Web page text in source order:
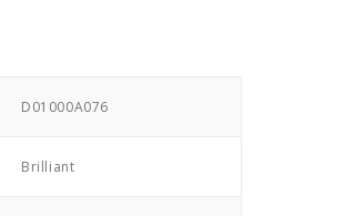
D01000A076
Brilliant